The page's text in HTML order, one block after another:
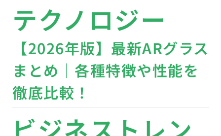
テクノロジー
【2026年版】最新ARグラス
まとめ｜各種特徴や性能を
徹底比較！
ビジネストレン